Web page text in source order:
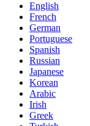
English
French
German
Portuguese
Spanish
Russian
Japanese
Korean
Arabic
Irish
Greek